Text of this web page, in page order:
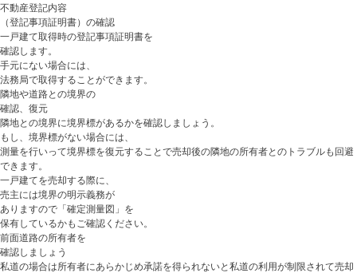
不動産登記内容
（登記事項証明書）の確認
一戸建て取得時の登記事項証明書を
確認します。
手元にない場合には、
法務局で取得することができます。
隣地や道路との境界の
確認、復元
隣地との境界に境界標があるかを確認しましょう。
もし、境界標がない場合には、
測量を行いって境界標を復元することで売却後の隣地の所有者とのトラブルも回避
できます。
一戸建てを売却する際に、
売主には境界の明示義務が
ありますので「確定測量図」を
保有しているかもご確認ください。
前面道路の所有者を
確認しましょう
私道の場合は所有者にあらかじめ承諾を得られないと私道の利用が制限されて売却